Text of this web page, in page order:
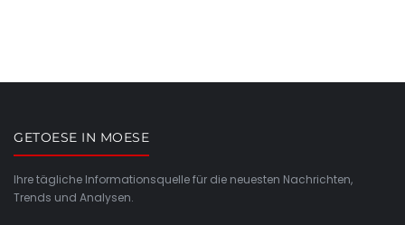
GETOESE IN MOESE
Ihre tägliche Informationsquelle für die neuesten Nachrichten,
Trends und Analysen.